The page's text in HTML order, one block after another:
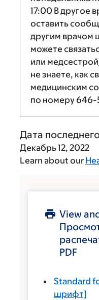
17:00 В другое
оставить
другим врачом
можете
или
не знаете, как
медицинским
по номеру646-
Дата
Декабрь 12, 2022
Learn about our
View
PDF
Standard
шрифт]